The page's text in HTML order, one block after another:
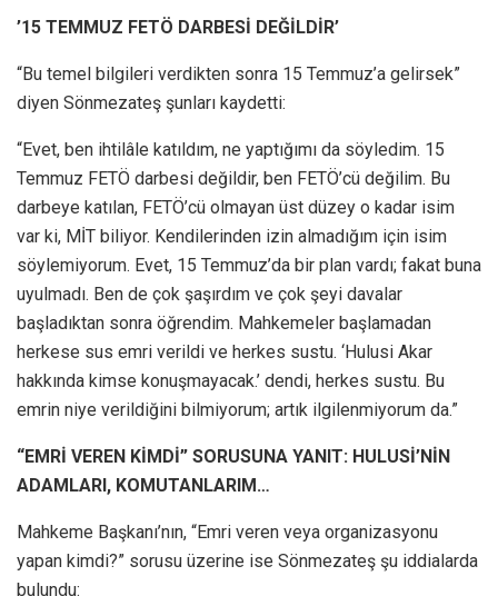
’15 TEMMUZ FETÖ DARBESİ DEĞİLDİR’
“Bu temel bilgileri verdikten sonra 15 Temmuz’a gelirsek”
diyen Sönmezateş şunları kaydetti:
“Evet, ben ihtilâle katıldım, ne yaptığımı da söyledim. 15
Temmuz FETÖ darbesi değildir, ben FETÖ’cü değilim. Bu
darbeye katılan, FETÖ’cü olmayan üst düzey o kadar isim
var ki, MİT biliyor. Kendilerinden izin almadığım için isim
söylemiyorum. Evet, 15 Temmuz’da bir plan vardı; fakat buna
uyulmadı. Ben de çok şaşırdım ve çok şeyi davalar
başladıktan sonra öğrendim. Mahkemeler başlamadan
herkese sus emri verildi ve herkes sustu. ‘Hulusi Akar
hakkında kimse konuşmayacak.’ dendi, herkes sustu. Bu
emrin niye verildiğini bilmiyorum; artık ilgilenmiyorum da.”
“EMRİ VEREN KİMDİ” SORUSUNA YANIT: HULUSİ’NİN
ADAMLARI, KOMUTANLARIM…
Mahkeme Başkanı’nın, “Emri veren veya organizasyonu
yapan kimdi?” sorusu üzerine ise Sönmezateş şu iddialarda
bulundu: